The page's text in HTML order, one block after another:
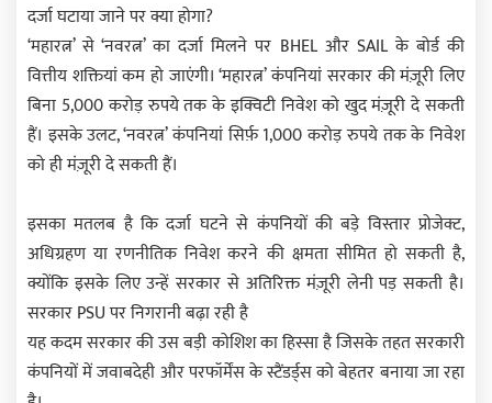
दर्जा घटाया जाने पर क्या होगा?
‘महारत्न’ से ‘नवरत्न’ का दर्जा मिलने पर BHEL और SAIL के बोर्ड की
वित्तीय शक्तियां कम हो जाएंगी। ‘महारत्न’ कंपनियां सरकार की मंज़ूरी लिए
बिना 5,000 करोड़ रुपये तक के इक्विटी निवेश को खुद मंज़ूरी दे सकती
हैं। इसके उलट, ‘नवरत्न’ कंपनियां सिर्फ़ 1,000 करोड़ रुपये तक के निवेश
को ही मंज़ूरी दे सकती हैं।
इसका मतलब है कि दर्जा घटने से कंपनियों की बड़े विस्तार प्रोजेक्ट,
अधिग्रहण या रणनीतिक निवेश करने की क्षमता सीमित हो सकती है,
क्योंकि इसके लिए उन्हें सरकार से अतिरिक्त मंज़ूरी लेनी पड़ सकती है।
सरकार PSU पर निगरानी बढ़ा रही है
यह कदम सरकार की उस बड़ी कोशिश का हिस्सा है जिसके तहत सरकारी
कंपनियों में जवाबदेही और परफॉर्मेंस के स्टैंडर्ड्स को बेहतर बनाया जा रहा